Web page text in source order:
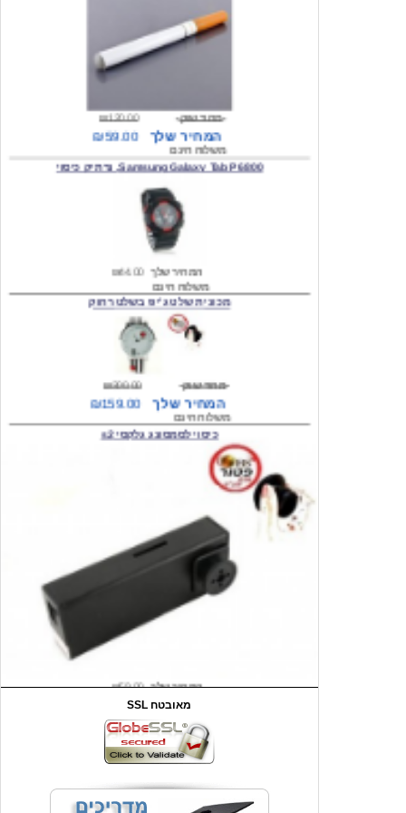
₪120.00
משלוח חינם
Samsung Galaxy Tab P6800, נרתיק כיסוי
המחיר שלך
משלוח חינם
₪300.00 מחיר שוק
₪159.00
כיסוי לסמסונג גלקסי s2
₪59.00
₪90.00 מחיר שוק
₪49.00 המחיר כולל משלוח :
כיסוי אחורי לאייפון 4/4S
SSL מאובטח